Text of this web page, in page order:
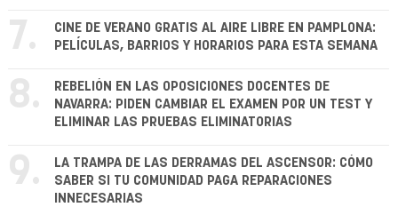
7.
CINE DE VERANO GRATIS AL AIRE LIBRE EN PAMPLONA:
PELÍCULAS, BARRIOS Y HORARIOS PARA ESTA SEMANA
8.
REBELIÓN EN LAS OPOSICIONES DOCENTES DE
NAVARRA: PIDEN CAMBIAR EL EXAMEN POR UN TEST Y
ELIMINAR LAS PRUEBAS ELIMINATORIAS
9.
LA TRAMPA DE LAS DERRAMAS DEL ASCENSOR: CÓMO
SABER SI TU COMUNIDAD PAGA REPARACIONES
INNECESARIAS